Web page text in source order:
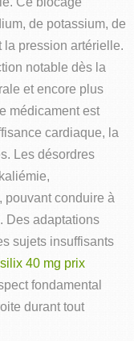
de potassium, de
la pression artérielle.
notable dès la
et encore plus
médicament est
cardiaque, la
Les désordres
pouvant conduire à
Des adaptations
sujets insuffisants
40 mg prix
fondamental
durant tout